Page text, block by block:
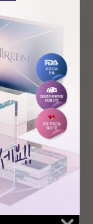
는
터치
가치
.